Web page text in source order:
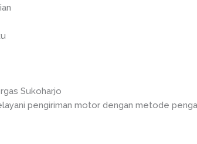
Sukoharjo
pengiriman motor dengan metode